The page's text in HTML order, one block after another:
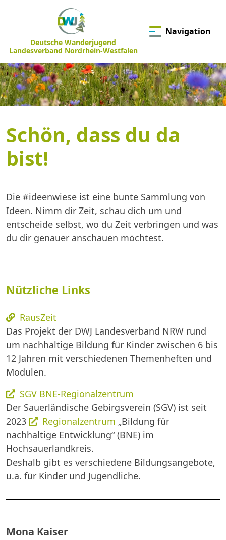
Deutsche Wanderjugend
Landesverband Nordrhein-Westfalen
Navigation
Schön, dass du da
bist!
Die #ideenwiese ist eine bunte Sammlung von
Ideen. Nimm dir Zeit, schau dich um und
entscheide selbst, wo du Zeit verbringen und was
du dir genauer anschauen möchtest.
Nützliche Links
RausZeit
Das Projekt der DWJ Landesverband NRW rund
um nachhaltige Bildung für Kinder zwischen 6 bis
12 Jahren mit verschiedenen Themenheften und
Modulen.
SGV BNE-Regionalzentrum
Der Sauerländische Gebirgsverein (SGV) ist seit
2023
Regionalzentrum „Bildung für
nachhaltige Entwicklung“ (BNE) im
Hochsauerlandkreis.
Deshalb gibt es verschiedene Bildungsangebote,
u.a. für Kinder und Jugendliche.
Mona Kaiser